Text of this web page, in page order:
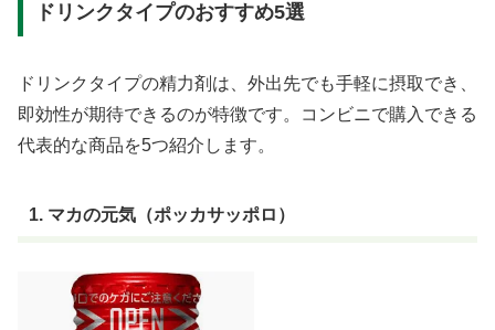
ドリンクタイプのおすすめ5選
ドリンクタイプの精力剤は、外出先でも手軽に摂取でき、
即効性が期待できるのが特徴です。コンビニで購入できる
代表的な商品を5つ紹介します。
1. マカの元気（ポッカサッポロ）